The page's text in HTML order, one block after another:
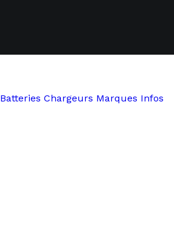
Batteries Chargeurs Marques Infos